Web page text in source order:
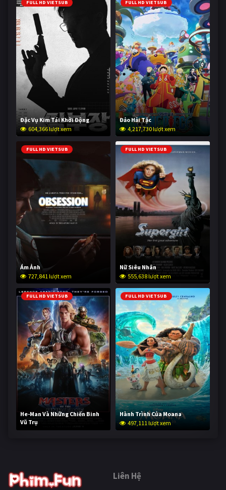
FULL HD VIETSUB
Đặc Vụ Kim Tái Khởi Động
604,366 lượt xem
FULL HD VIETSUB
Đảo Hải Tặc
4,217,730 lượt xem
FULL HD VIETSUB
Ám Ảnh
727,841 lượt xem
FULL HD VIETSUB
Nữ Siêu Nhân
555,638 lượt xem
FULL HD VIETSUB
He-Man Và Những Chiến Binh
Vũ Trụ
246,300 lượt xem
FULL HD VIETSUB
Hành Trình Của Moana
497,111 lượt xem
Liên Hệ